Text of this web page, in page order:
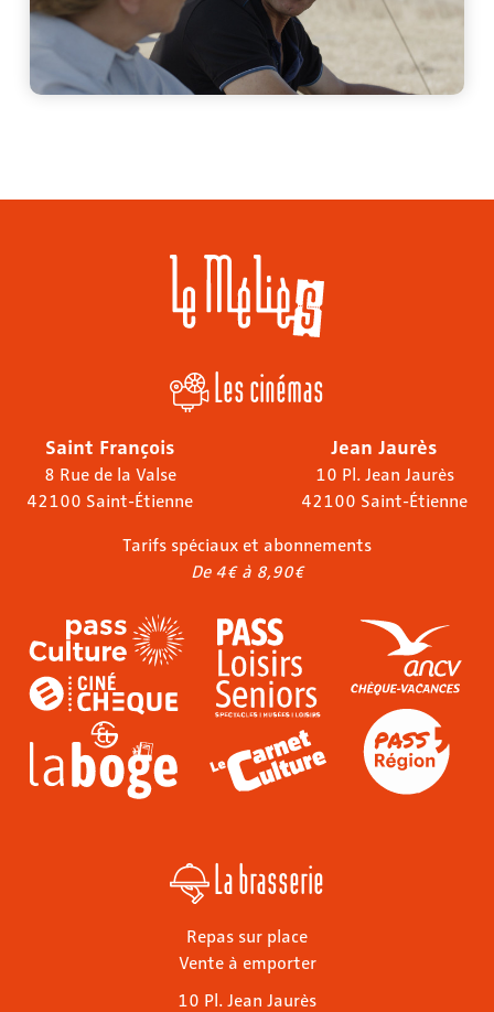
Les cinémas
Saint François
8 Rue de la Valse
42100 Saint-Étienne
Jean Jaurès
10 Pl. Jean Jaurès
42100 Saint-Étienne
Tarifs spéciaux et abonnements
De 4€ à 8,90€
La brasserie
Repas sur place
Vente à emporter
10 Pl. Jean Jaurès